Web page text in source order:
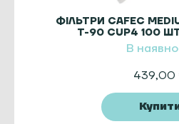
ФІЛЬТРИ CAFEC
T-90 CUP4 100
В
439,00